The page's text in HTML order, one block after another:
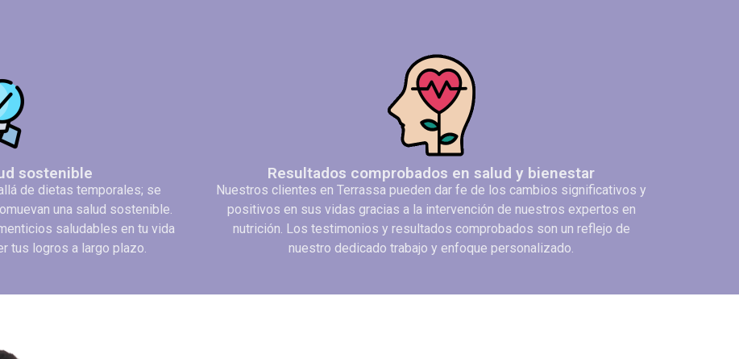
sostenible
de dietas temporales; se
una salud sostenible.
saludables en tu vida
tus logros a largo plazo.
Resultados comprobados en salud y bienestar
Nuestros clientes en Terrassa pueden dar fe de los cambios significativos y
positivos en sus vidas gracias a la intervención de nuestros expertos en
nutrición. Los testimonios y resultados comprobados son un reflejo de
nuestro dedicado trabajo y enfoque personalizado.